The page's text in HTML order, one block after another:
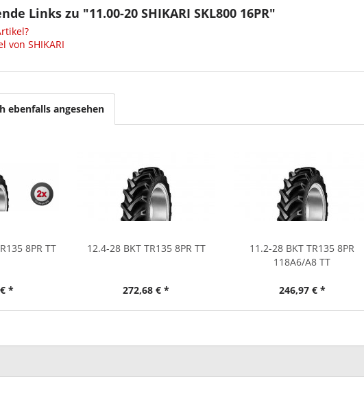
Links zu "11.00-20 SHIKARI SKL800 16PR"
von SHIKARI
ebenfalls angesehen
8PR TT
*
12.4-28 BKT TR135 8PR TT
272,68 € *
11.2-28 BKT TR135 8PR
118A6/A8 TT
246,97 € *